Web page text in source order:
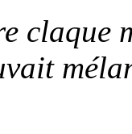
claque